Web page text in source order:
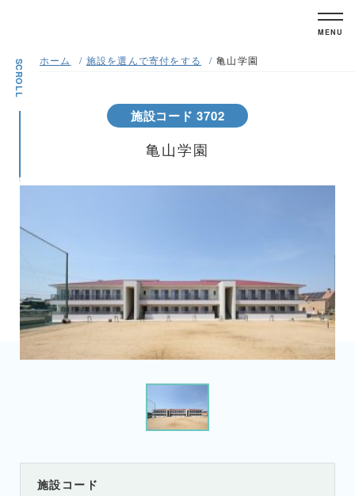
MENU
SCROLL ホーム 施設を選んで寄付をする 亀山学園
施設コード 3702
亀山学園
施設コード